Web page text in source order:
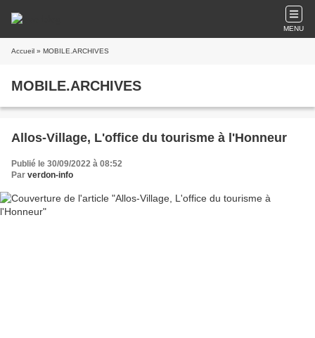
MENU
Accueil » MOBILE.ARCHIVES
MOBILE.ARCHIVES
Allos-Village, L'office du tourisme à l'Honneur
Publié le 30/09/2022 à 08:52
Par verdon-info